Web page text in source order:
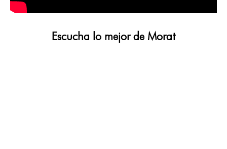
Escucha lo mejor de Morat